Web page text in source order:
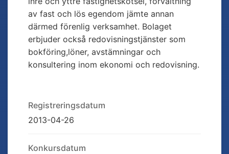
av fast och lös egendom jämte annan
därmed förenlig verksamhet. Bolaget
erbjuder också redovisningstjänster som
bokföring,löner, avstämningar och
konsultering inom ekonomi och redovisning.
Registreringsdatum
2013-04-26
Konkursdatum